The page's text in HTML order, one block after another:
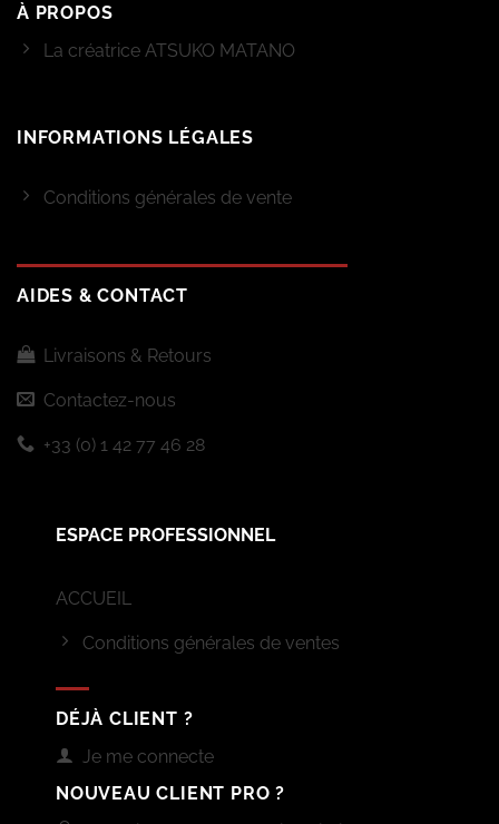
À PROPOS
La créatrice ATSUKO MATANO
INFORMATIONS LÉGALES
Conditions générales de vente
AIDES & CONTACT
Livraisons & Retours
Contactez-nous
+33 (0) 1 42 77 46 28
ESPACE PROFESSIONNEL
ACCUEIL
Conditions générales de ventes
DÉJÀ CLIENT ?
Je me connecte
NOUVEAU CLIENT PRO ?